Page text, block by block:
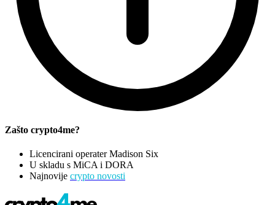
Zašto crypto4me?
Licencirani operater Madison Six
U skladu s MiCA i DORA
Najnovije crypto novosti